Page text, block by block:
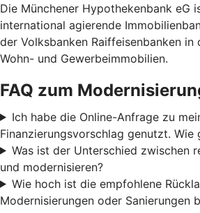
Die Münchener Hypothekenbank eG
international agierende
der Volksbanken Raiffeisenbanken in
Wohn- und Gewerbeimmobilien.
FAQ zum
Ich habe die Online-Anfrage zu
Finanzierungsvorschlag genutzt.
Was ist der Unterschied zwischen
und modernisieren?
Wie hoch ist die empfohlene
Modernisierungen oder Sanierungen